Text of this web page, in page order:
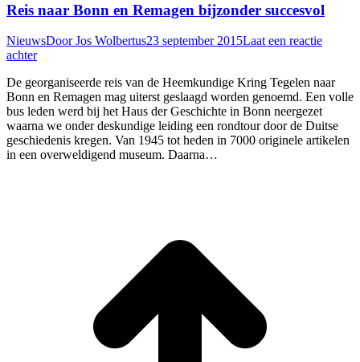
Reis naar Bonn en Remagen bijzonder succesvol
NieuwsDoorJos Wolbertus23 september 2015Laat een reactie
achter
De georganiseerde reis van de Heemkundige Kring Tegelen naar
Bonn en Remagen mag uiterst geslaagd worden genoemd. Een volle
bus leden werd bij het Haus der Geschichte in Bonn neergezet
waarna we onder deskundige leiding een rondtour door de Duitse
geschiedenis kregen. Van 1945 tot heden in 7000 originele artikelen
in een overweldigend museum. Daarna…